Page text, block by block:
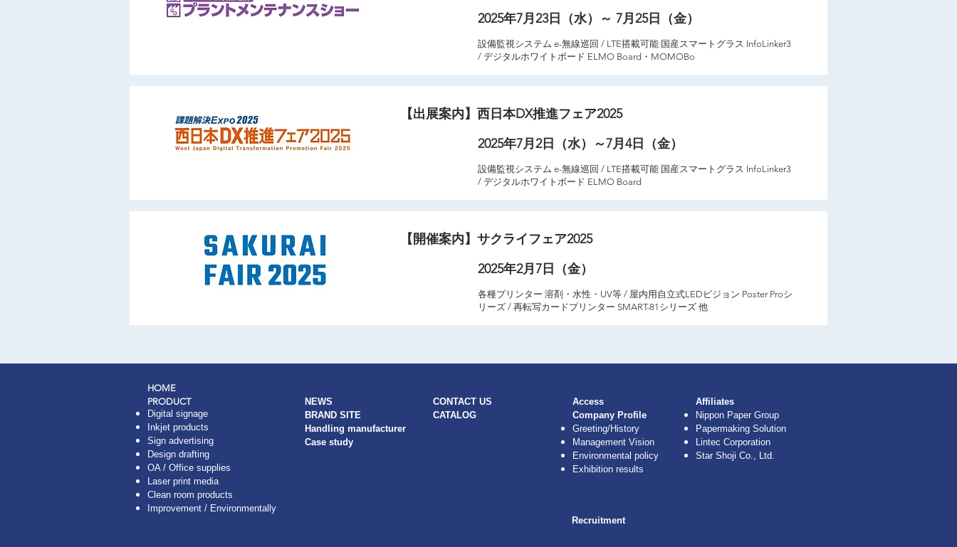
2025年7月23日（水）～ 7月25日（金）
設備監視システム e-無線巡回 / LTE搭載可能 国産スマートグラス InfoLinker3
/ デジタルホワイトボード ELMO Board・MOMOBo
【出展案内】西日本DX推進フェア2025
2025年7月2日（水）～7月4日（金）
設備監視システム e-無線巡回 / LTE搭載可能 国産スマートグラス InfoLinker3
/ デジタルホワイトボード ELMO Board
【開催案内】サクライフェア2025
2025年2月7日（金）
各種プリンター 溶剤・水性・UV等 / 屋内用自立式LEDビジョン Poster Proシ
リーズ / 再転写カードプリンター SMART-81シリーズ 他
HOME
PRODUCT
NEWS
BRAND SITE
Handling manufacturer
Case study
CONTACT US
CATALOG
Digital signage
Inkjet products
Sign advertising
Design drafting
OA / Office supplies
Laser print media
Clean room products
Improvement / Environmentally
​Access
Company Profile
​Greeting/History
Management Vision
Environmental policy
Exhibition results
​Affiliates
Nippon Paper Group
Papermaking Solution
Lintec Corporation
Star Shoji Co., Ltd.
Recruitment